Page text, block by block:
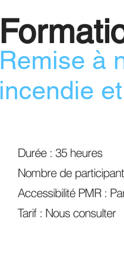
Remise à
incendie
Durée : 35 heures
Nombre de
Accessibilité PMR :
Tarif : Nous consulter